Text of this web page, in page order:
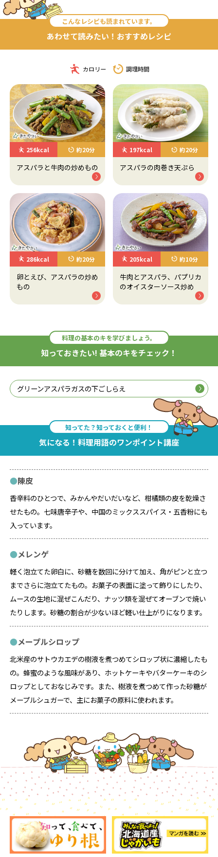
こんなレシピも読まれています。
あわせて読みたい！おすすめレシピ
カロリー 調理時間
256kcal 約20分
アスパラと牛肉の炒めもの
197kcal 約20分
アスパラの肉巻き天ぷら
286kcal 約20分
卵とえび、アスパラの炒め
もの
205kcal 約10分
牛肉とアスパラ、パプリカ
のオイスターソース炒め
料理の基本のキを学びましょう。
知っておきたい! 基本のキをチェック！
グリーンアスパラガスの下ごしらえ
知ってた？知っておくと便利！
気になる！料理用語のワンポイント講座
陳皮
香辛料のひとつで、みかんやだいだいなど、柑橘類の皮を乾燥さ
せたもの。七味唐辛子や、中国のミックススパイス・五香粉にも
入っています。
メレンゲ
軽く泡立てた卵白に、砂糖を数回に分けて加え、角がピンと立つ
までさらに泡立てたもの。お菓子の表面に塗って飾りにしたり、
ムースの生地に混ぜこんだり、ナッツ類を混ぜてオーブンで焼い
たりします。砂糖の割合が少ないほど軽い仕上がりになります。
メープルシロップ
北米産のサトウカエデの樹液を煮つめてシロップ状に濃縮したも
の。蜂蜜のような風味があり、ホットケーキやバターケーキのシ
ロップとしておなじみです。また、樹液を煮つめて作った砂糖が
メープルシュガーで、主にお菓子の原料に使われます。